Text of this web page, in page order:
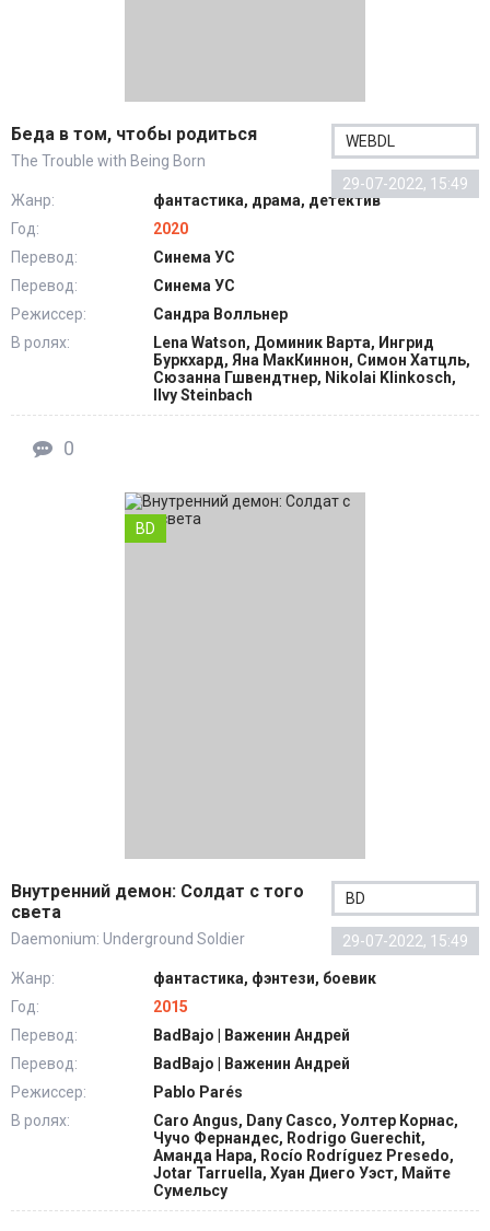
Беда в том, чтобы родиться
The Trouble with Being Born
WEBDL
29-07-2022, 15:49
Жанр:
фантастика, драма, детектив
Год:
2020
Перевод:
Синема УС
Перевод:
Синема УС
Режиссер:
Сандра Волльнер
В ролях:
Lena Watson, Доминик Варта, Ингрид
Буркхард, Яна МакКиннон, Симон Хатцль,
Сюзанна Гшвендтнер, Nikolai Klinkosch,
Ilvy Steinbach
0
BD
Внутренний демон: Солдат с того
света
Daemonium: Underground Soldier
BD
29-07-2022, 15:49
Жанр:
фантастика, фэнтези, боевик
Год:
2015
Перевод:
BadBajo | Важенин Андрей
Перевод:
BadBajo | Важенин Андрей
Режиссер:
Pablo Parés
В ролях:
Caro Angus, Dany Casco, Уолтер Корнас,
Чучо Фернандес, Rodrigo Guerechit,
Аманда Нара, Rocío Rodríguez Presedo,
Jotar Tarruella, Хуан Диего Уэст, Майте
Сумельсу